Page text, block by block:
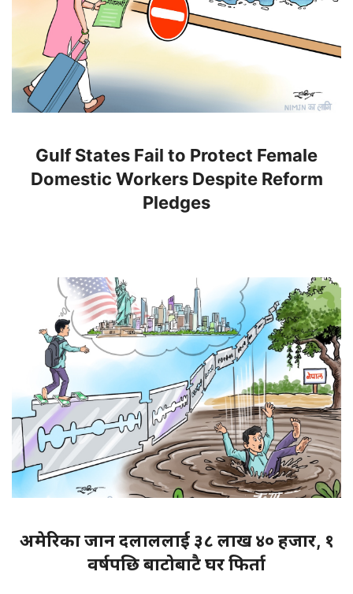
Gulf States Fail to Protect Female
Domestic Workers Despite Reform
Pledges
अमेरिका जान दलाललाई ३८ लाख ४० हजार, १
वर्षपछि बाटोबाटै घर फिर्ता